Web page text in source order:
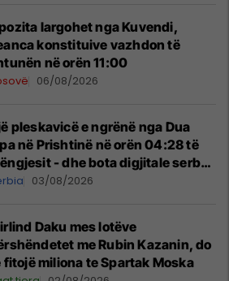
largohet nga Kuvendi,
konstituive vazhdon të
në orën 11:00
06/08/2026
pleskavicë e ngrënë nga Dua
në Prishtinë në orën 04:28 të
- dhe bota digjitale serbe
gjendjen e luftës
03/08/2026
Daku mes lotëve
me Rubin Kazanin, do
fitojë miliona te Spartak Moska